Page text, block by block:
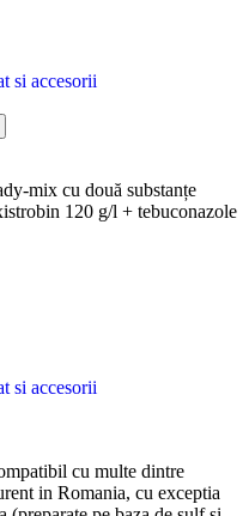
si accesorii
mix cu două substanțe
120 g/l + tebuconazole
si accesorii
cu multe dintre
in Romania, cu exceptia